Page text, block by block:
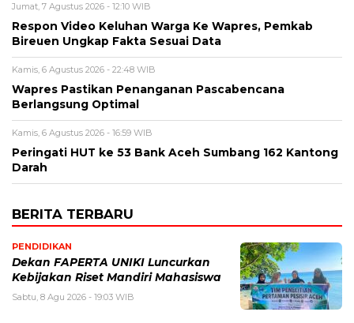
Jumat, 7 Agustus 2026 - 12:10 WIB
Respon Video Keluhan Warga Ke Wapres, Pemkab
Bireuen Ungkap Fakta Sesuai Data
Kamis, 6 Agustus 2026 - 22:48 WIB
Wapres Pastikan Penanganan Pascabencana
Berlangsung Optimal
Kamis, 6 Agustus 2026 - 16:59 WIB
Peringati HUT ke 53 Bank Aceh Sumbang 162 Kantong
Darah
BERITA TERBARU
PENDIDIKAN
Dekan FAPERTA UNIKI Luncurkan
Kebijakan Riset Mandiri Mahasiswa
Sabtu, 8 Agu 2026 - 19:03 WIB